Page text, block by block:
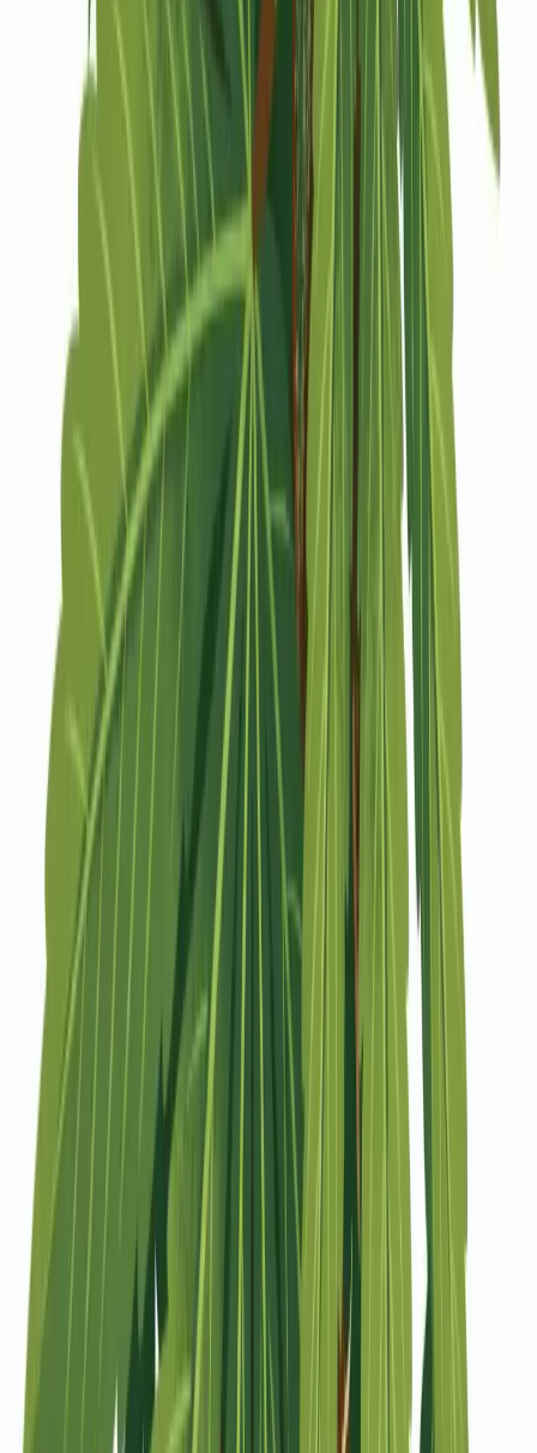
Strains Hybrid Strains
Standorte